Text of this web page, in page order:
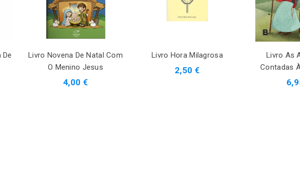
De
Livro Novena De Natal Com
O Menino Jesus
4,00 €
Livro Hora Milagrosa
2,50 €
Livro As
Contadas